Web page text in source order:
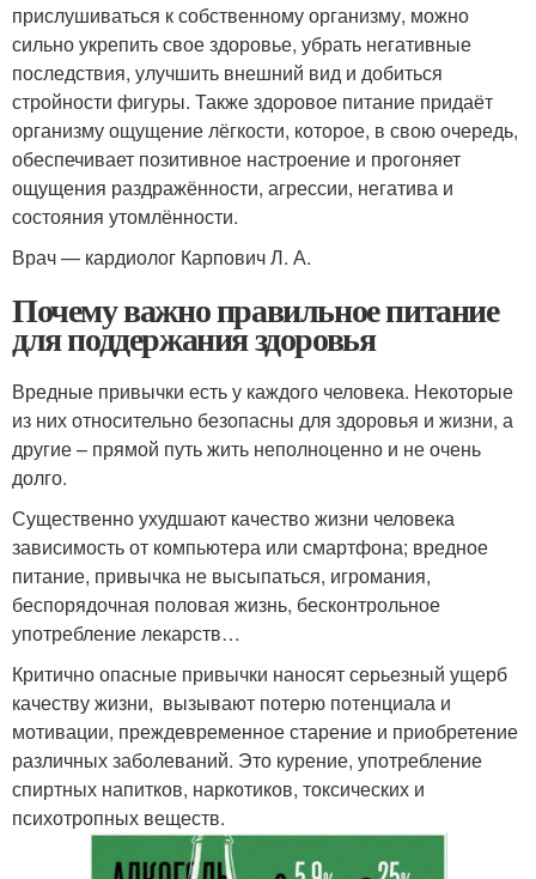
прислушиваться к собственному организму, можно
сильно укрепить свое здоровье, убрать негативные
последствия, улучшить внешний вид и добиться
стройности фигуры. Также здоровое питание придаёт
организму ощущение лёгкости, которое, в свою очередь,
обеспечивает позитивное настроение и прогоняет
ощущения раздражённости, агрессии, негатива и
состояния утомлённости.
Врач — кардиолог Карпович Л. А.
Почему важно правильное питание
для поддержания здоровья
Вредные привычки есть у каждого человека. Некоторые
из них относительно безопасны для здоровья и жизни, а
другие – прямой путь жить неполноценно и не очень
долго.
Существенно ухудшают качество жизни человека
зависимость от компьютера или смартфона; вредное
питание, привычка не высыпаться, игромания,
беспорядочная половая жизнь, бесконтрольное
употребление лекарств…
Критично опасные привычки наносят серьезный ущерб
качеству жизни, вызывают потерю потенциала и
мотивации, преждевременное старение и приобретение
различных заболеваний. Это курение, употребление
спиртных напитков, наркотиков, токсических и
психотропных веществ.